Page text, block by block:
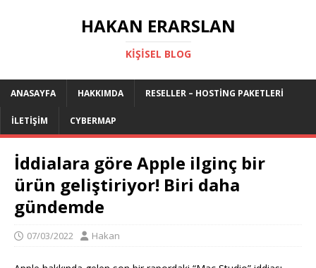
HAKAN ERARSLAN
KIŞISEL BLOG
ANASAYFA HAKKIMDA RESELLER – HOSTING PAKETLERI
İLETIŞIM CYBERMAP
İddialara göre Apple ilginç bir
ürün geliştiriyor! Biri daha
gündemde
07/03/2022 Hakan